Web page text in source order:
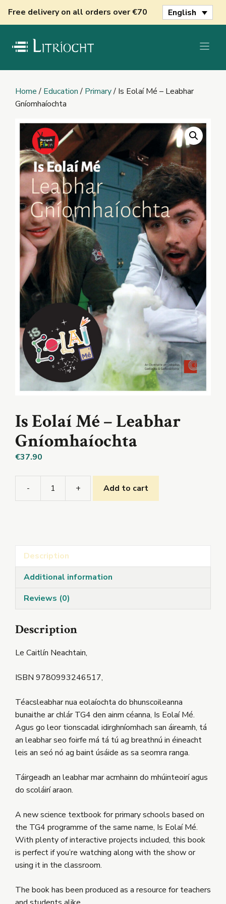
Free delivery on all orders over €70 English
Home/ Education/ Primary/ Is Eolaí Mé – Leabhar
Gníomhaíochta
Is Eolaí Mé – Leabhar
Gníomhaíochta
€37.90
-
quantity
+ Add to cart
Description
Additional information
Reviews (0)
Description
Le Caitlín Neachtain,
ISBN 9780993246517,
Téacsleabhar nua eolaíochta do bhunscoileanna
bunaithe ar chlár TG4 den ainm céanna, Is Eolaí Mé.
Agus go leor tionscadal idirghníomhach san áireamh, tá
an leabhar seo foirfe má tá tú ag breathnú in éineacht
leis an seó nó ag baint úsáide as sa seomra ranga.
Táirgeadh an leabhar mar acmhainn do mhúinteoirí agus
do scoláirí araon.
A new science textbook for primary schools based on
the TG4 programme of the same name, Is Eolaí Mé.
With plenty of interactive projects included, this book
is perfect if you’re watching along with the show or
using it in the classroom.
The book has been produced as a resource for teachers